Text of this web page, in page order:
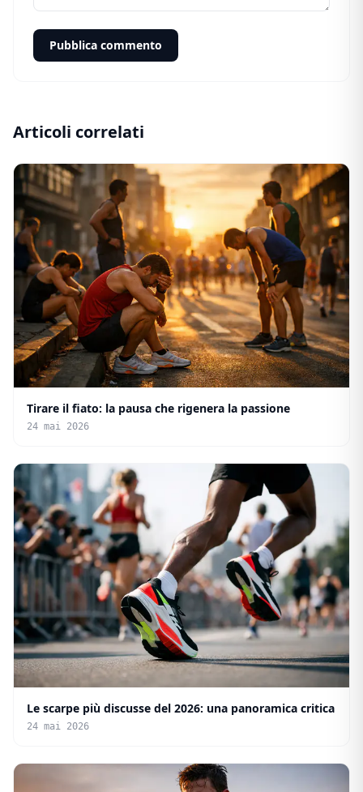
Pubblica commento
Articoli correlati
Tirare il fiato: la pausa che rigenera la passione
24 mai 2026
Le scarpe più discusse del 2026: una panoramica critica
24 mai 2026